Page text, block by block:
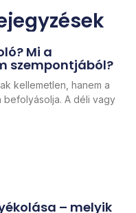
Mi a
szempontjából?
kellemetlen, hanem a
befolyásolja. A déli vagy
– melyik